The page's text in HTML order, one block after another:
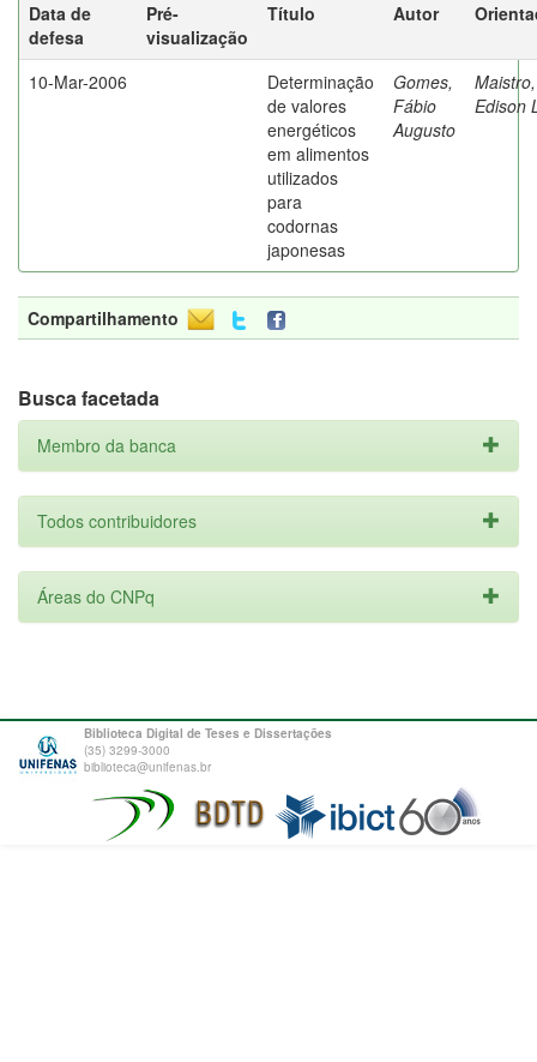
Data de
defesa
Pré-
visualização
Título Autor
10-Mar-2006
Determinação
de valores
energéticos
em alimentos
utilizados
para
codornas
japonesas
Gomes,
Fábio
Augusto
Maistro,
Edison
Compartilhamento
Busca facetada
Membro da banca
Todos contribuidores
Áreas do CNPq
Biblioteca Digital de Teses e Dissertações
(35) 3299-3000
biblioteca@unifenas.br